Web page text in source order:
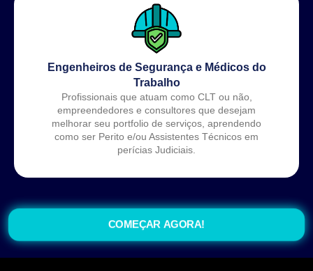
Engenheiros de Segurança e Médicos do
Trabalho
Profissionais que atuam como CLT ou não,
empreendedores e consultores que desejam
melhorar seu portfolio de serviços, aprendendo
como ser Perito e/ou Assistentes Técnicos em
perícias Judiciais.
COMEÇAR AGORA!